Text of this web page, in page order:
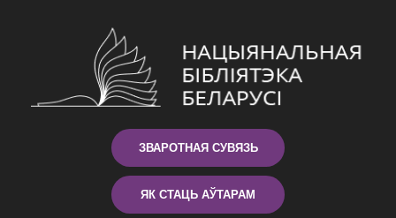
ЗВАРОТНАЯ СУВЯЗЬ
ЯК СТАЦЬ АЎТАРАМ